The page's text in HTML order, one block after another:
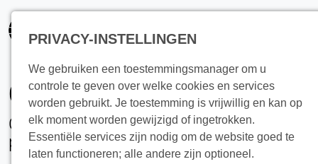
Contact
Overdraagbaarheid met betrekking tot
procestechnische vereisten
PRIVACY-INSTELLINGEN
We gebruiken een toestemmingsmanager om u
controle te geven over welke cookies en services
worden gebruikt. Je toestemming is vrijwillig en kan op
elk moment worden gewijzigd of ingetrokken.
Essentiële services zijn nodig om de website goed te
laten functioneren; alle andere zijn optioneel.